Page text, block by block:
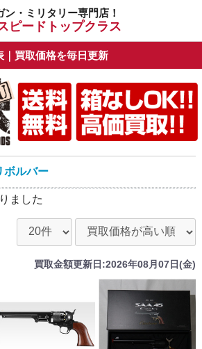
ン・ミリタリー専門店！
ピードトップクラス
｜買取価格を毎日更新
ボルバー
ました
買取金額更新日:2026年08月07日(金)